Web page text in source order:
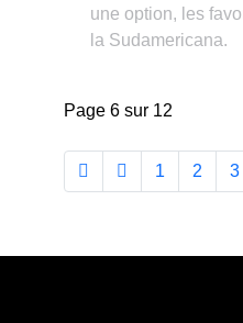
une option, les
la Sudamericana.
Page 6 sur 12
1 2 3